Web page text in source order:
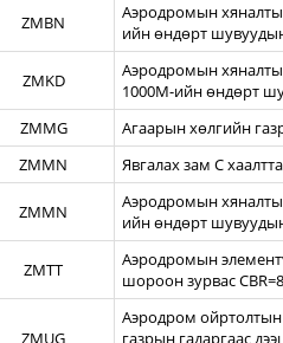
ZMBN
Аэродромын
ийн өндөрт
ZMKD
Аэродромын
1000М-ийн өндөрт
ZMMG
Агаарын хөлгийн
ZMMN Явгалах зам С
ZMMN
Аэродромын
ийн өндөрт
ZMTT
Аэродромын
шороон зурвас
ZMUG
Аэродром ойртолтын
газрын гадаргаас